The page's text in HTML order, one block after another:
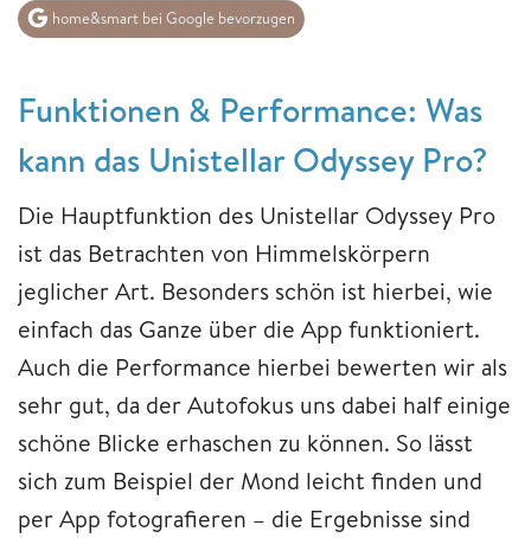
home&smart bei Google bevorzugen
Funktionen & Performance: Was
kann das Unistellar Odyssey Pro?
Die Hauptfunktion des Unistellar Odyssey Pro
ist das Betrachten von Himmelskörpern
jeglicher Art. Besonders schön ist hierbei, wie
einfach das Ganze über die App funktioniert.
Auch die Performance hierbei bewerten wir als
sehr gut, da der Autofokus uns dabei half einige
schöne Blicke erhaschen zu können. So lässt
sich zum Beispiel der Mond leicht finden und
per App fotografieren – die Ergebnisse sind